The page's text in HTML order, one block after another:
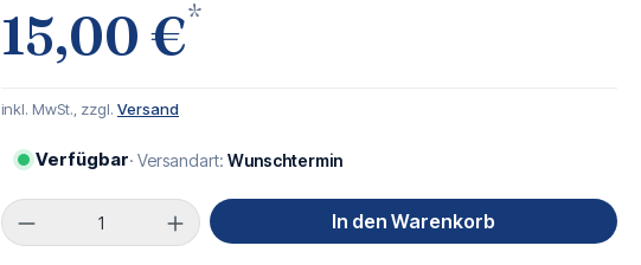
15,00 €*
inkl. MwSt., zzgl. Versand
Verfügbar· Versandart: Wunschtermin
Produkt Anzahl: Gib den gewünschten Wert ein
In den Warenkorb